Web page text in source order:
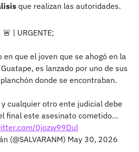
que realizan las autoridades.
🚨 | URGENTE;
que el joven que se ahogó en la
es lanzado por uno de sus
donde se encontraban.
cualquier otro ente judicial debe
final este asesinato cometido…
0jozw99Dul
(@SALVARANM) May 30, 2026